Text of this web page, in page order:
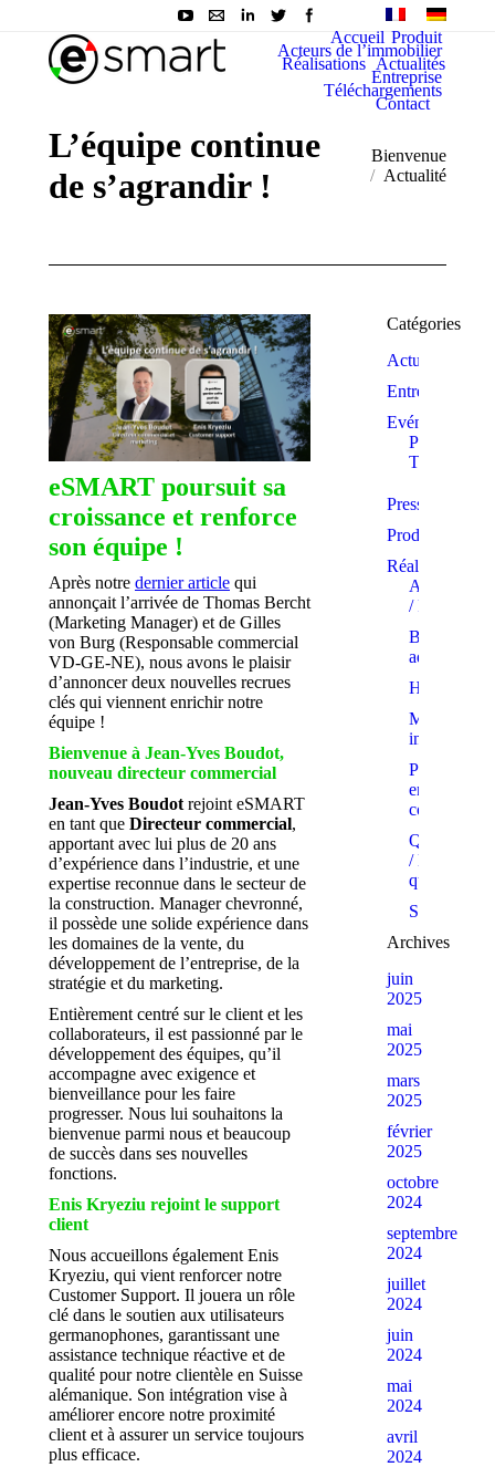
Accueil Produit
Acteurs de l’immobilier
Réalisations Actualités
Entreprise
Téléchargements
Contact
L’équipe continue
de s’agrandir !
You are here:
Bienvenue
Actualité
eSMART poursuit sa
croissance et renforce
son équipe !
Après notre dernier article qui
annonçait l’arrivée de Thomas Bercht
(Marketing Manager) et de Gilles
von Burg (Responsable commercial
VD-GE-NE), nous avons le plaisir
d’annoncer deux nouvelles recrues
clés qui viennent enrichir notre
équipe !
Bienvenue à Jean-Yves Boudot,
nouveau directeur commercial
Jean-Yves Boudot rejoint eSMART
en tant que Directeur commercial,
apportant avec lui plus de 20 ans
d’expérience dans l’industrie, et une
expertise reconnue dans le secteur de
la construction. Manager chevronné,
il possède une solide expérience dans
les domaines de la vente, du
développement de l’entreprise, de la
stratégie et du marketing.
Entièrement centré sur le client et les
collaborateurs, il est passionné par le
développement des équipes, qu’il
accompagne avec exigence et
bienveillance pour les faire
progresser. Nous lui souhaitons la
bienvenue parmi nous et beaucoup
de succès dans ses nouvelles
fonctions.
Enis Kryeziu rejoint le support
client
Nous accueillons également Enis
Kryeziu, qui vient renforcer notre
Customer Support. Il jouera un rôle
clé dans le soutien aux utilisateurs
germanophones, garantissant une
assistance technique réactive et de
qualité pour notre clientèle en Suisse
alémanique. Son intégration vise à
améliorer encore notre proximité
client et à assurer un service toujours
plus efficace.
Catégories
Actualité
Entreprise
Evénements
Prix et
Trophées
Presse
Produits
Réalisations
/ PPE
Bâtiments
Hôtels
Maisons
Projets
en
cours
Quartiers
/ Eco-
quartiers
Showrooms
Archives
juin
2025
mai
2025
mars
2025
février
2025
octobre
2024
septembre
2024
juillet
2024
juin
2024
mai
2024
avril
2024